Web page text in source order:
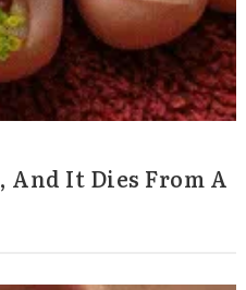
And It Dies From A